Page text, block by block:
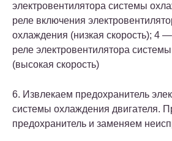
электровентилятора системы
реле включения
охлаждения (низкая скорость); 4
реле электровентилятора
(высокая скорость)
6. Извлекаем предохранитель
системы охлаждения двигателя.
предохранитель и заменяем